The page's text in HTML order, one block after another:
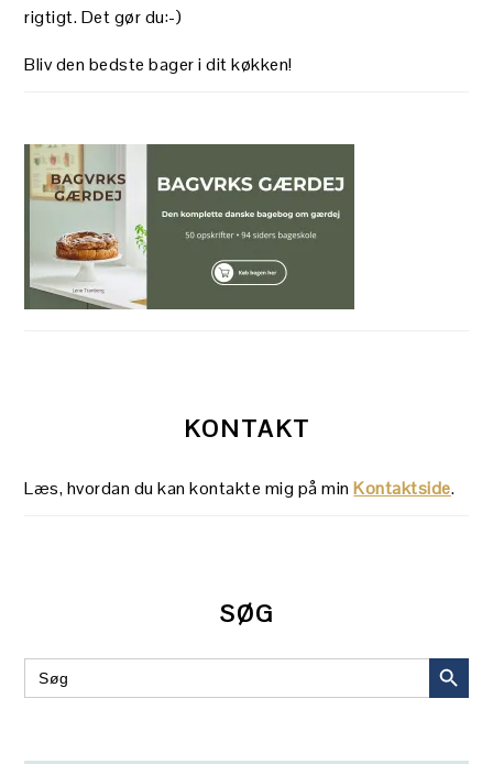
rigtigt. Det gør du:-)
Bliv den bedste bager i dit køkken!
KONTAKT
Læs, hvordan du kan kontakte mig på minKontaktside.
SØG
Search
for:
SEARCH